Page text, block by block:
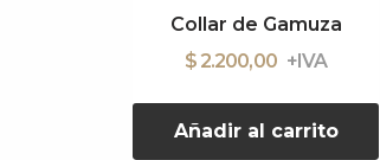
Collar de Gamuza
$ 2.200,00
Añadir al carrito